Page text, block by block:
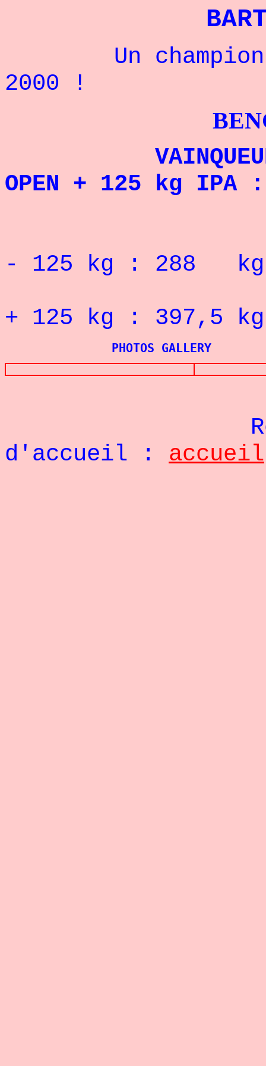
Un champion
2000 !
VAINQUEUR DU
OPEN + 125 kg IPA
-
125 kg : 288
kg
+ 125 kg : 397,5 kg
PHOTOS GALLERY
d'accueil : accueil